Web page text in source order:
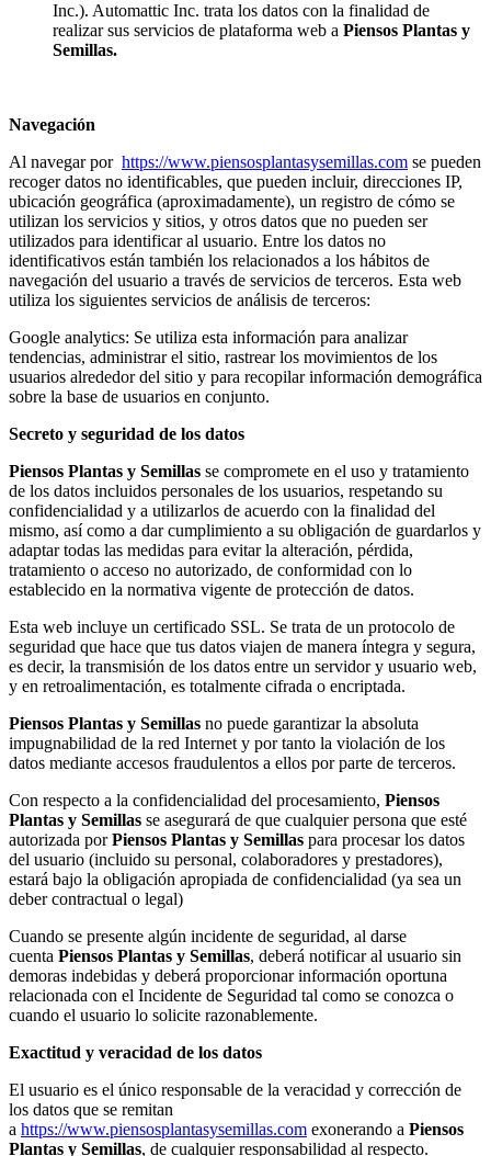
Inc.). Automattic Inc. trata los datos con la finalidad de
realizar sus servicios de plataforma web a Piensos Plantas y
Semillas.
Navegación
Al navegar por https://www.piensosplantasysemillas.com se pueden
recoger datos no identificables, que pueden incluir, direcciones IP,
ubicación geográfica (aproximadamente), un registro de cómo se
utilizan los servicios y sitios, y otros datos que no pueden ser
utilizados para identificar al usuario. Entre los datos no
identificativos están también los relacionados a los hábitos de
navegación del usuario a través de servicios de terceros. Esta web
utiliza los siguientes servicios de análisis de terceros:
Google analytics: Se utiliza esta información para analizar
tendencias, administrar el sitio, rastrear los movimientos de los
usuarios alrededor del sitio y para recopilar información demográfica
sobre la base de usuarios en conjunto.
Secreto y seguridad de los datos
Piensos Plantas y Semillas se compromete en el uso y tratamiento
de los datos incluidos personales de los usuarios, respetando su
confidencialidad y a utilizarlos de acuerdo con la finalidad del
mismo, así como a dar cumplimiento a su obligación de guardarlos y
adaptar todas las medidas para evitar la alteración, pérdida,
tratamiento o acceso no autorizado, de conformidad con lo
establecido en la normativa vigente de protección de datos.
Esta web incluye un certificado SSL. Se trata de un protocolo de
seguridad que hace que tus datos viajen de manera íntegra y segura,
es decir, la transmisión de los datos entre un servidor y usuario web,
y en retroalimentación, es totalmente cifrada o encriptada.
Piensos Plantas y Semillas no puede garantizar la absoluta
impugnabilidad de la red Internet y por tanto la violación de los
datos mediante accesos fraudulentos a ellos por parte de terceros.
Con respecto a la confidencialidad del procesamiento, Piensos
Plantas y Semillas se asegurará de que cualquier persona que esté
autorizada porPiensos Plantas y Semillas para procesar los datos
del usuario (incluido su personal, colaboradores y prestadores),
estará bajo la obligación apropiada de confidencialidad (ya sea un
deber contractual o legal)
Cuando se presente algún incidente de seguridad, al darse
cuenta Piensos Plantas y Semillas, deberá notificar al usuario sin
demoras indebidas y deberá proporcionar información oportuna
relacionada con el Incidente de Seguridad tal como se conozca o
cuando el usuario lo solicite razonablemente.
Exactitud y veracidad de los datos
El usuario es el único responsable de la veracidad y corrección de
los datos que se remitan
a https://www.piensosplantasysemillas.com exonerando a Piensos
Plantas y Semillas, de cualquier responsabilidad al respecto.